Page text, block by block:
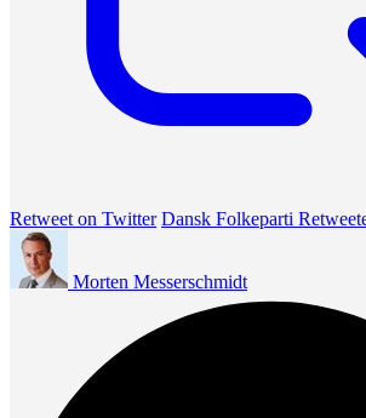
Retweet on Twitter Dansk Folkeparti
Morten Messerschmidt